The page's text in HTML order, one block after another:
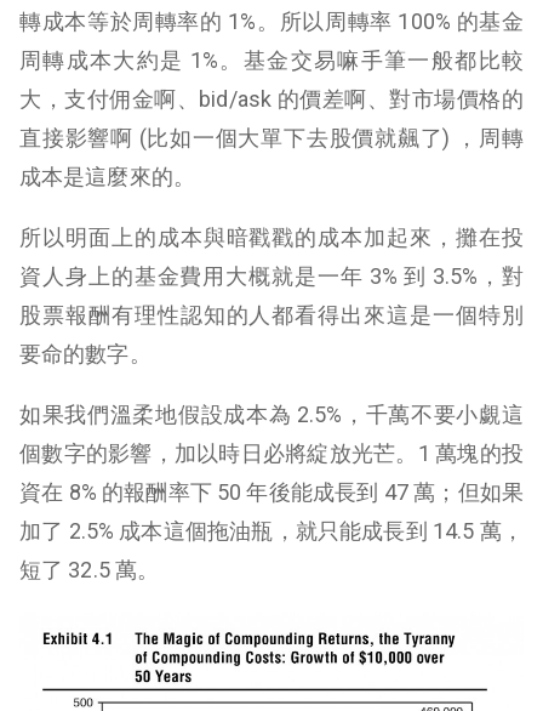
轉成本等於周轉率的 1%。所以周轉率 100% 的基金
周轉成本大約是 1%。基金交易嘛手筆一般都比較
大，支付佣金啊、bid/ask 的價差啊、對市場價格的
直接影響啊 (比如一個大單下去股價就飆了) ，周轉
成本是這麼來的。
所以明面上的成本與暗戳戳的成本加起來，攤在投
資人身上的基金費用大概就是一年 3% 到 3.5%，對
股票報酬有理性認知的人都看得出來這是一個特別
要命的數字。
如果我們溫柔地假設成本為 2.5%，千萬不要小覷這
個數字的影響，加以時日必將綻放光芒。1 萬塊的投
資在 8% 的報酬率下 50 年後能成長到 47 萬；但如果
加了 2.5% 成本這個拖油瓶，就只能成長到 14.5 萬，
短了 32.5 萬。